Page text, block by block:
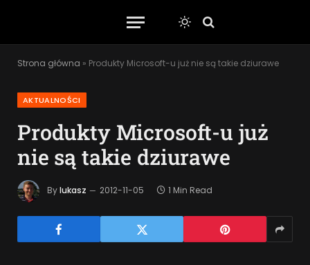
Strona główna » Produkty Microsoft-u już nie są takie dziurawe
AKTUALNOŚCI
Produkty Microsoft-u już
nie są takie dziurawe
Bylukasz 2012-11-05 1 Min Read